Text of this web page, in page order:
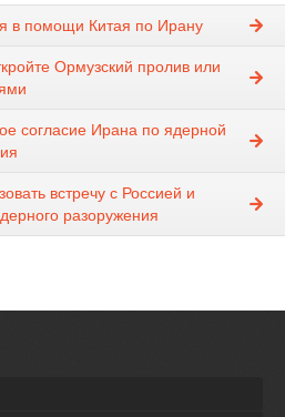
в помощи Китая по Ирану
Ормузский пролив или
согласие Ирана по ядерной
встречу с Россией и
разоружения